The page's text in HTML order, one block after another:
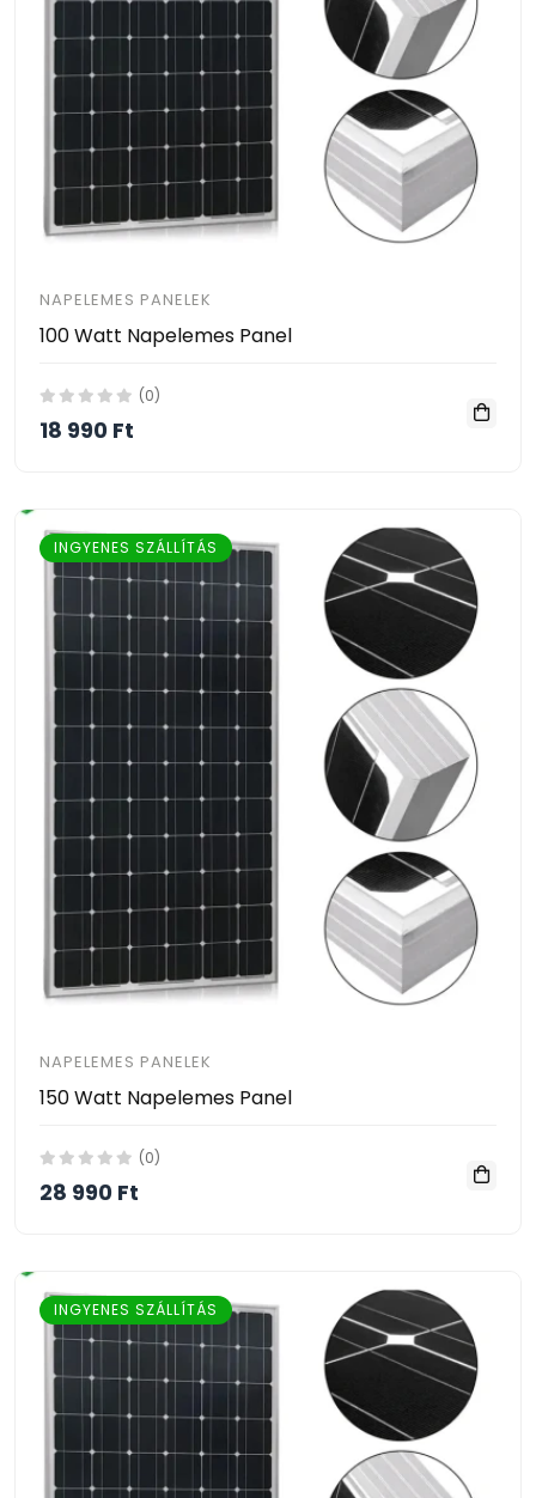
NAPELEMES PANELEK
100 Watt Napelemes Panel
(0)
18 990 Ft
INGYENES SZÁLLÍTÁS
NAPELEMES PANELEK
150 Watt Napelemes Panel
(0)
28 990 Ft
INGYENES SZÁLLÍTÁS